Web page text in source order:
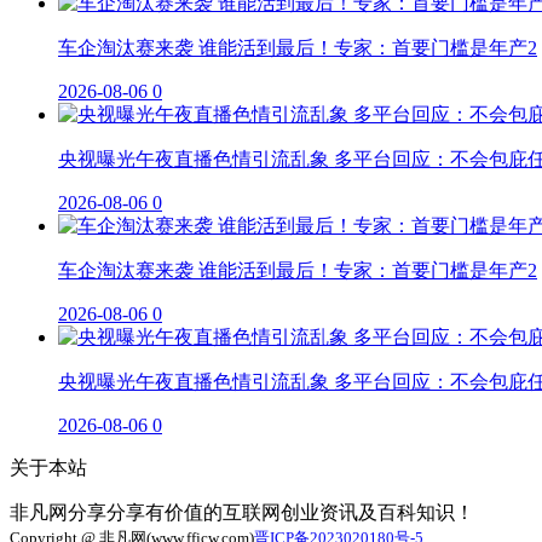
车企淘汰赛来袭 谁能活到最后！专家：首要门槛是年产2
2026-08-06 0
央视曝光午夜直播色情引流乱象 多平台回应：不会包庇
2026-08-06 0
车企淘汰赛来袭 谁能活到最后！专家：首要门槛是年产2
2026-08-06 0
央视曝光午夜直播色情引流乱象 多平台回应：不会包庇
2026-08-06 0
关于本站
非凡网分享分享有价值的互联网创业资讯及百科知识！
Copyright @ 非凡网(www.ffjcw.com)晋ICP备2023020180号-5